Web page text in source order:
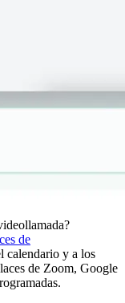
de
calendario y a los
de Zoom, Google